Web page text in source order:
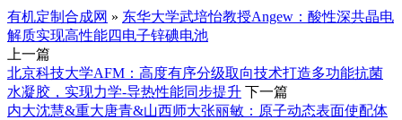
有机定制合成网 » 东华大学武培怡教授Angew：酸性深共晶电
解质实现高性能四电子锌碘电池
上一篇
北京科技大学AFM：高度有序分级取向技术打造多功能抗菌
水凝胶，实现力学-导热性能同步提升 下一篇
内大沈慧&重大唐青&山西师大张丽敏：原子动态表面使配体